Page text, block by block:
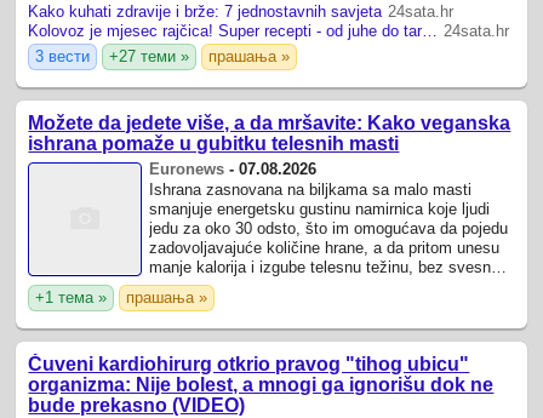
Kako kuhati zdravije i brže: 7 jednostavnih savjeta 24sata.hr
Kolovoz je mjesec rajčica! Super recepti - od juhe do tarta i salse
24sata.hr
3 вести
+27 теми » прашања »
Možete da jedete više, a da mršavite: Kako veganska
ishrana pomaže u gubitku telesnih masti
Euronews -07.08.2026
Ishrana zasnovana na biljkama sa malo masti
smanjuje energetsku gustinu namirnica koje ljudi
jedu za oko 30 odsto, što im omogućava da pojedu
zadovoljavajuće količine hrane, a da pritom unesu
manje kalorija i izgube telesnu težinu, bez svesnog
ograničavanja kalorijskog unosa, ...
+1 тема » прашања »
Čuveni kardiohirurg otkrio pravog "tihog ubicu"
organizma: Nije bolest, a mnogi ga ignorišu dok ne
bude prekasno (VIDEO)